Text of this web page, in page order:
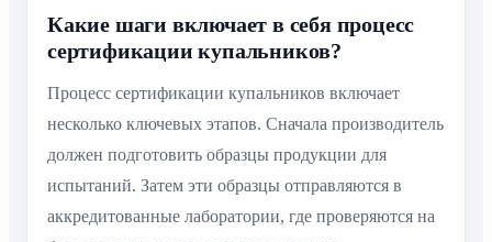
Какие шаги включает в себя процесс
сертификации купальников?
Процесс сертификации купальников включает
несколько ключевых этапов. Сначала производитель
должен подготовить образцы продукции для
испытаний. Затем эти образцы отправляются в
аккредитованные лаборатории, где проверяются на